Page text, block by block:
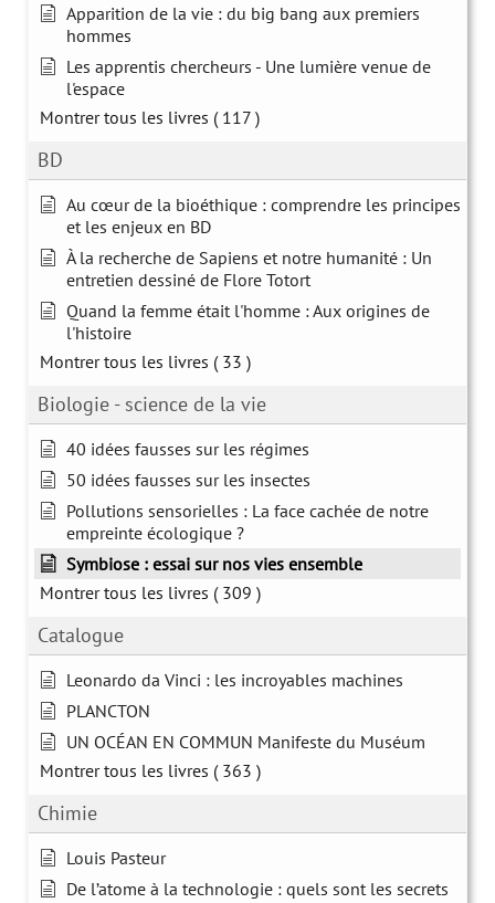
Apparition de la vie : du big bang aux premiers
hommes
Les apprentis chercheurs - Une lumière venue de
l'espace
Montrer tous les livres ( 117 )
BD
Au cœur de la bioéthique : comprendre les principes
et les enjeux en BD
À la recherche de Sapiens et notre humanité : Un
entretien dessiné de Flore Totort
Quand la femme était l'homme : Aux origines de
l'histoire
Montrer tous les livres ( 33 )
Biologie - science de la vie
40 idées fausses sur les régimes
50 idées fausses sur les insectes
Pollutions sensorielles : La face cachée de notre
empreinte écologique ?
Symbiose : essai sur nos vies ensemble
Montrer tous les livres ( 309 )
Catalogue
Leonardo da Vinci : les incroyables machines
PLANCTON
UN OCÉAN EN COMMUN Manifeste du Muséum
Montrer tous les livres ( 363 )
Chimie
Louis Pasteur
De l’atome à la technologie : quels sont les secrets